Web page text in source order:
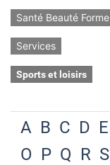
Santé Beauté Forme
Services
Sports et loisirs
A B C D E
O P Q R S